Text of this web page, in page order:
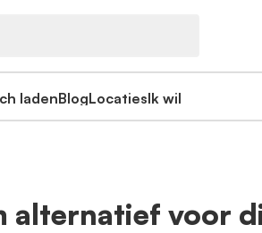
ladenBlogLocatiesIk wil
alternatief voor